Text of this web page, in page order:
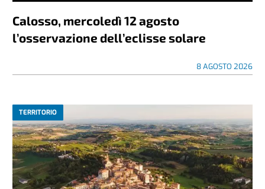
Calosso, mercoledì 12 agosto
l’osservazione dell’eclisse solare
8 AGOSTO 2026
TERRITORIO